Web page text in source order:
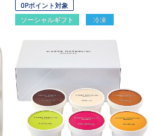
OPポイント対象
ソーシャルギフト
冷凍